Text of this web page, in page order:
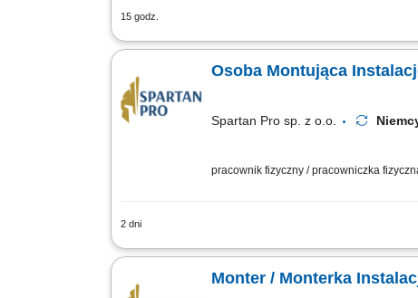
15 godz.
Zadania: montaż instalacji
Osoba Montująca
Spartan Pro sp. z o.o.
pracownik fizyczny / pracowniczka
2 dni
Opis stanowiska Prowadzenie prac
Monter / Monterka